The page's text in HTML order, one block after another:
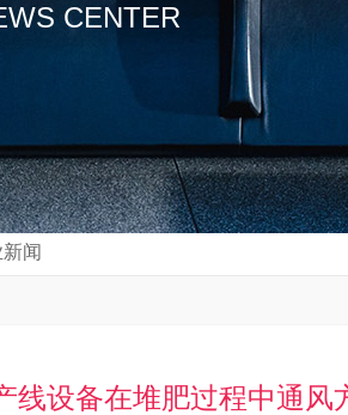
CENTER
闻
线设备在堆肥过程中通风